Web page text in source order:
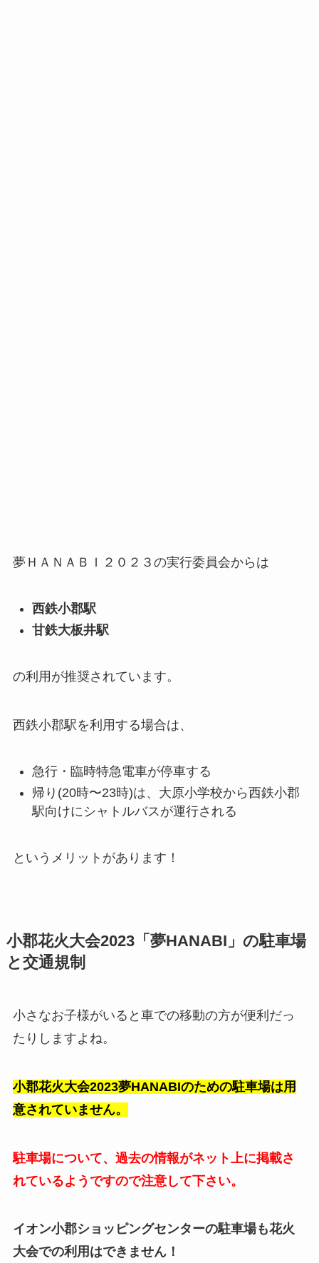
夢ＨＡＮＡＢＩ２０２３の実行委員会からは
西鉄小郡駅
甘鉄大板井駅
の利用が推奨されています。
西鉄小郡駅を利用する場合は、
急行・臨時特急電車が停車する
帰り(20時〜23時)は、大原小学校から西鉄小郡
駅向けにシャトルバスが運行される
というメリットがあります！
小郡花火大会2023「夢HANABI」の駐車場
と交通規制
小さなお子様がいると車での移動の方が便利だっ
たりしますよね。
小郡花火大会2023夢HANABIのための駐車場は用
意されていません。
駐車場について、過去の情報がネット上に掲載さ
れているようですので注意して下さい。
イオン小郡ショッピングセンターの駐車場も花火
大会での利用はできません！